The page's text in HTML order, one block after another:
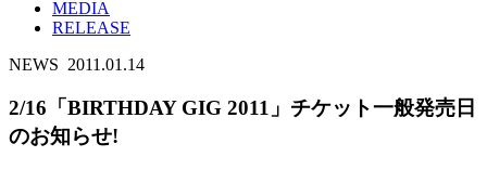
MEDIA
RELEASE
NEWS 2011.01.14
2/16「BIRTHDAY GIG 2011」チケット一般発売日
のお知らせ!